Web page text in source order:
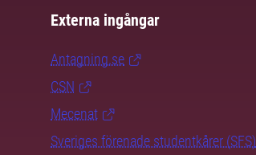
Externa ingångar
Antagning.se
CSN
Mecenat
Sveriges förenade studentkårer (SFS)